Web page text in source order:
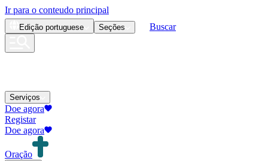
Ir para o conteudo principal
Edição portuguese Seções Buscar
Serviços
Doe agora
Registar
Doe agora
Oração